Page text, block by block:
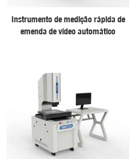
Instrumento de medição rápida de
emenda de vídeo automático